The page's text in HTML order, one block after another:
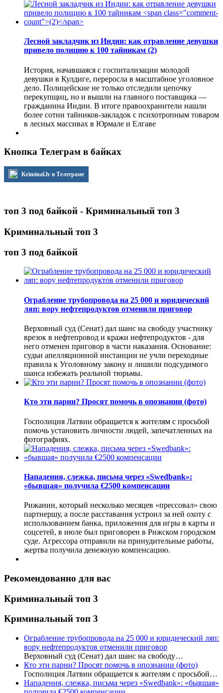
Лесной закладчик из Индии: как отравление девушки
привело полицию к 100 тайникам (2)
История, начавшаяся с госпитализации молодой
девушки в Кулдиге, переросла в масштабное уголовное
дело. Полицейские не только отследили цепочку
перекупщиц, но и вышли на главного поставщика —
гражданина Индии. В итоге правоохранители нашли
более сотни тайников-закладок с психотропным товаром
в лесных массивах в Юрмале и Елгаве
Кнопка Телеграм в байках
Kriminal.lv в Телеграме
топ 3 под байкой - Криминальный топ 3
Криминальный топ 3
топ 3 под байкой
Ограбление трубопровода на 25 000 и юридический
ляп: вору нефтепродуктов отменили приговор
Верховный суд (Сенат) дал шанс на свободу участнику
врезок в нефтепровод и кражи нефтепродуктов - для
него отменен приговор в части наказания. Основание:
судьи апелляционной инстанции не учли переходные
правила к Уголовному закону и лишили подсудимого
шанса избежать реальной тюрьмы.
Кто эти парни? Просят помочь в опознании (фото)
Госполиция Латвии обращается к жителям с просьбой
помочь установить личности людей, запечатленных на
фотографиях.
Нападения, слежка, письма через «Swedbank»:
«бывшая» получила €2500 компенсации
Рижанин, который несколько месяцев «прессовал» свою
партнершу, а после расставания устроил за ней охоту с
использованием банка, приложения для игры в карты и
соцсетей, в июле был приговорен в Рижском городском
суде. Агрессора отправили на принудительные работы,
жертва получила денежную компенсацию.
Рекомендованно для вас
Криминальный топ 3
Криминальный топ 3
Ограбление трубопровода на 25 000 и юридический ляп:
вору нефтепродуктов отменили приговор
Верховный суд (Сенат) дал шанс на свободу…
Кто эти парни? Просят помочь в опознании (фото)
Госполиция Латвии обращается к жителям с просьбой…
Нападения, слежка, письма через «Swedbank»: «бывшая»